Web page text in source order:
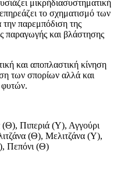
μικρήδιασυστηματική
το σχηματισμό των
παρεμπόδιση της
παραγωγής και βλάστησης
και αποπλαστική κίνηση
των σπορίων αλλά και
φυτών.
(Θ), Πιπεριά (Υ), Αγγούρι
(Θ), Μελιτζάνα (Υ),
Πεπόνι (Θ)